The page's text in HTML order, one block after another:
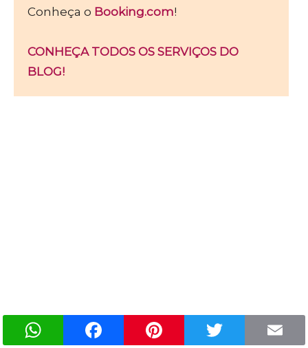
Conheça o Booking.com!
CONHEÇA TODOS OS SERVIÇOS DO
BLOG!
WhatsApp Facebook Pinterest Twitter